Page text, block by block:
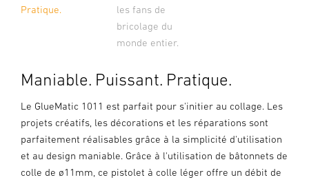
Pratique.
les fans de
bricolage du
monde entier.
Maniable. Puissant. Pratique.
Le GlueMatic 1011 est parfait pour s'initier au collage. Les
projets créatifs, les décorations et les réparations sont
parfaitement réalisables grâce à la simplicité d'utilisation
et au design maniable. Grâce à l'utilisation de bâtonnets de
colle de ø11mm, ce pistolet à colle léger offre un débit de